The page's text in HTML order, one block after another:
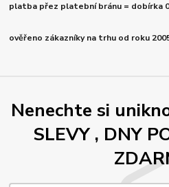
platba přez platební bránu = dobírka
ověřeno zákazníky na trhu od roku
Nenechte si
SLEVY , DNY